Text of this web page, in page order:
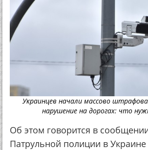
Украинцев начали массово
нарушение на дорогах: что
Об этом говорится в
Патрульной полиции в Украине